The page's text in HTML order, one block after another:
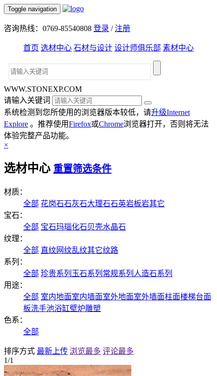
Toggle navigation
咨询热线：0769-85540808 登录 /注册
首页 选材中心 石材与设计 设计师俱乐部 素材中心
WWW.STONEXP.COM
请输入关键词
系统检测到您所使用的浏览器版本较低，请升级Internet
Explore 。推荐使用Firefox或Chrome浏览器打开，否则将无法
体验完整产品功能。
×
选材中心 重置筛选条件
材质：
全部 花岗石石灰石大理石石英岩板岩其它
宝石：
全部 宝石玛瑙化石贝壳水晶石
纹理：
全部 直纹网纹乱纹其它纹路
系列：
全部 珍贵系列 玉石系列 常规系列 人造石系列
用途：
全部 室内地面室内墙面室外地面室外墙面柱面楼梯台面
板洗手池浴缸壁炉雕塑
色系：
全部
排序方式 最新上传 浏览最多 评论最多
1/1